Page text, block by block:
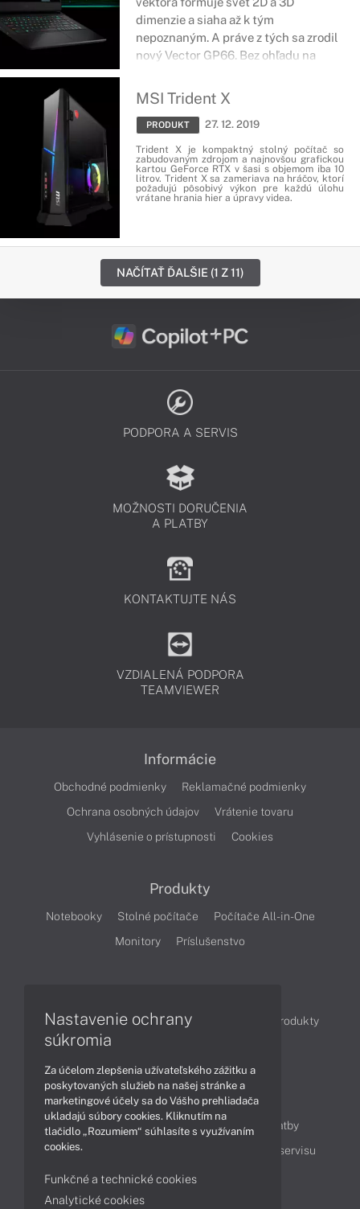
dimenzie a siaha až k tým
nepoznaným. A práve z tých sa zrodil
nový Vector GP66. Bez ohľadu na
priestor, Vector GP66 vám svoj výkon
predstaví v plnej sile bez okolitých
vplyvov.
MSI Trident X
PRODUKT 27. 12. 2019
Trident X je kompaktný stolný počítač so
zabudovaným zdrojom a najnovšou grafickou
kartou GeForce RTX v šasi s objemom iba 10
litrov. Trident X sa zameriava na hráčov, ktorí
požadujú pôsobivý výkon pre každú úlohu
vrátane hrania hier a úpravy videa.
NAČÍTAŤ ĎALŠIE (1 Z 11)
PODPORA A SERVIS
MOŽNOSTI DORUČENIA
A PLATBY
KONTAKTUJTE NÁS
VZDIALENÁ PODPORA
TEAMVIEWER
Informácie
Obchodné podmienky
Reklamačné podmienky
Ochrana osobných údajov
Vrátenie tovaru
Vyhlásenie o prístupnosti
Cookies
Produkty
Notebooky Stolné počítače
Počítače All-in-One
Monitory
Príslušenstvo
Obchodné informácie Novinky
Produkty
Obsah
Ako nakupovať
Možnosti doručenia a platby
Podpora a servis
Cenník servisu
Nastavenie ochrany
súkromia
Za účelom zlepšenia užívateľského zážitku a
poskytovaných služieb na našej stránke a
marketingové účely sa do Vášho prehliadača
ukladajú súbory cookies. Kliknutím na
tlačidlo „Rozumiem“ súhlasíte s využívaním
cookies.
Funkčné a technické cookies
Analytické cookies